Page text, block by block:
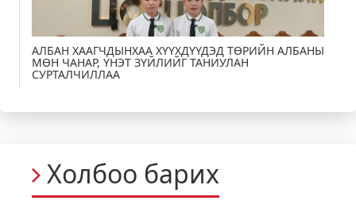
АЛБАН ХААГЧДЫНХАА ХҮҮХДҮҮДЭД ТӨРИЙН АЛБАНЫ
МӨН ЧАНАР, ҮНЭТ ЗҮЙЛИЙГ ТАНИУЛАН
СУРТАЛЧИЛЛАА
Холбоо барих